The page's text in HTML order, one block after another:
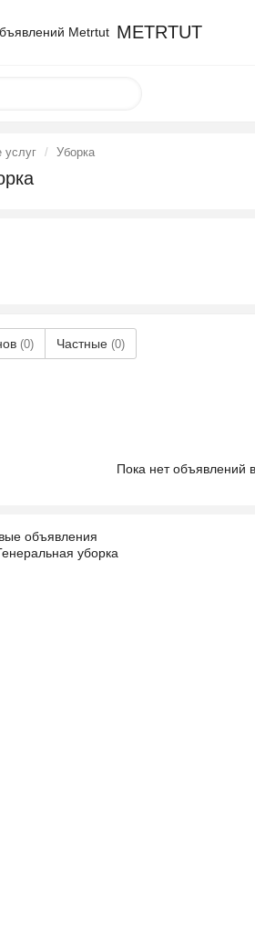
METRTUT
услуг Уборка
(0) Частные (0)
Пока нет объявлений
объявления
уборка